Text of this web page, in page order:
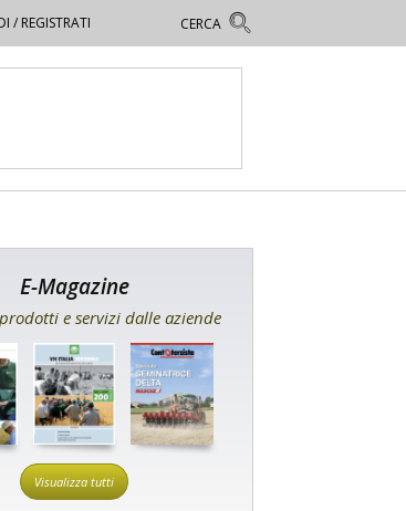
/ REGISTRATI
E-Magazine
e servizi dalle aziende
Visualizza tutti